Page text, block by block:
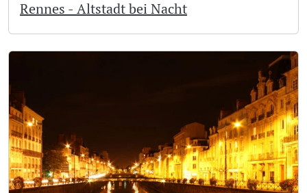
Rennes - Altstadt bei Nacht